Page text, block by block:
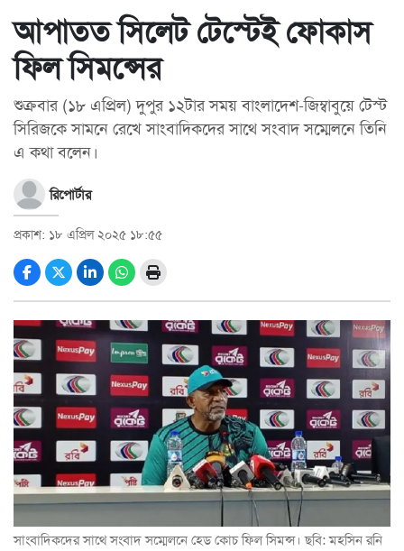
তথ্য
ও
প্রযুক্তি
প্রবাস
মুক্তমত
সাহিত্য
পর্যটন
অন্যরকম
ধর্ম
ভিডিও
আপাতত সিলেট টেস্টেই ফোকাস
ফিল সিমন্সের
শুক্রবার (১৮ এপ্রিল) দুপুর ১২টার সময় বাংলাদেশ-জিম্বাবুয়ে টেস্ট
সিরিজকে সামনে রেখে সাংবাদিকদের সাথে সংবাদ সম্মেলনে তিনি
এ কথা বলেন।
রিপোর্টার
প্রকাশ: ১৮ এপ্রিল ২০২৫ ১৮:৫৫
সাংবাদিকদের সাথে সংবাদ সম্মেলনে হেড কোচ ফিল সিমন্স। ছবি: মহসিন রনি